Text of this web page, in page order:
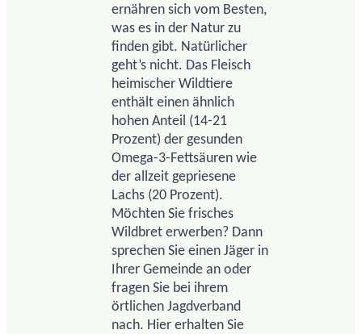
ernähren sich vom Besten,
was es in der Natur zu
finden gibt. Natürlicher
geht’s nicht. Das Fleisch
heimischer Wildtiere
enthält einen ähnlich
hohen Anteil (14-21
Prozent) der gesunden
Omega-3-Fettsäuren wie
der allzeit gepriesene
Lachs (20 Prozent).
Möchten Sie frisches
Wildbret erwerben? Dann
sprechen Sie einen Jäger in
Ihrer Gemeinde an oder
fragen Sie bei ihrem
örtlichen Jagdverband
nach. Hier erhalten Sie